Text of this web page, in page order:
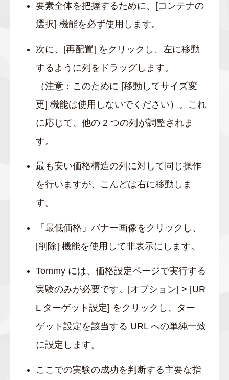
要素全体を把握するために、[コンテナの
選択] 機能を必ず使用します。
次に、[再配置] をクリックし、左に移動
するように列をドラッグします。
（注意：このために [移動してサイズ変
更] 機能は使用しないでください）。これ
に応じて、他の 2 つの列が調整されま
す。
最も安い価格構造の列に対して同じ操作
を行いますが、こんどは右に移動しま
す。
「最低価格」バナー画像をクリックし、
[削除] 機能を使用して非表示にします。
Tommy には、価格設定ページで実行する
実験のみが必要です。[オプション] > [UR
L ターゲット設定] をクリックし、ター
ゲット設定を該当する URL への単純一致
に設定します。
ここでの実験の成功を判断する主要な指